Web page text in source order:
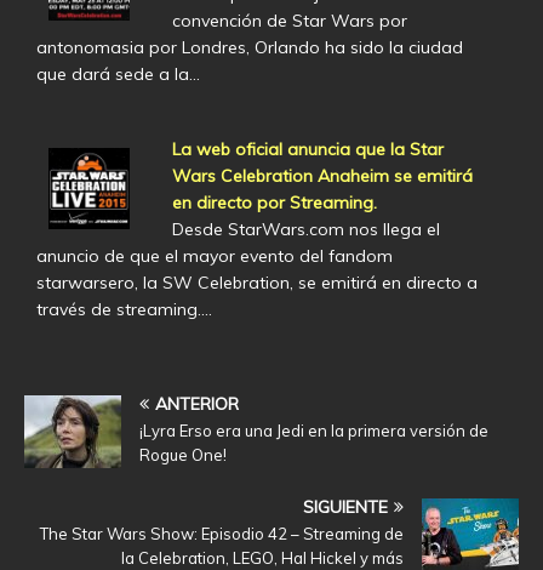
convención de Star Wars por
antonomasia por Londres, Orlando ha sido la ciudad
que dará sede a la…
La web oficial anuncia que la Star
Wars Celebration Anaheim se emitirá
en directo por Streaming.
Desde StarWars.com nos llega el
anuncio de que el mayor evento del fandom
starwarsero, la SW Celebration, se emitirá en directo a
través de streaming.…
ANTERIOR
¡Lyra Erso era una Jedi en la primera versión de
Rogue One!
SIGUIENTE
The Star Wars Show: Episodio 42 – Streaming de
la Celebration, LEGO, Hal Hickel y más